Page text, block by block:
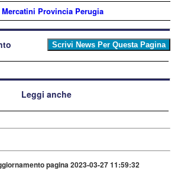
Mercatini Provincia Perugia
Leggi anche
pagina 2023-03-27 11:59:32